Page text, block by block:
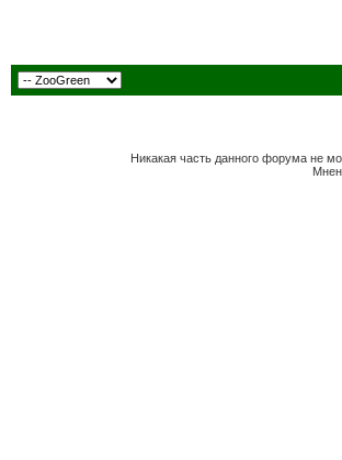
Никакая часть данного форума не